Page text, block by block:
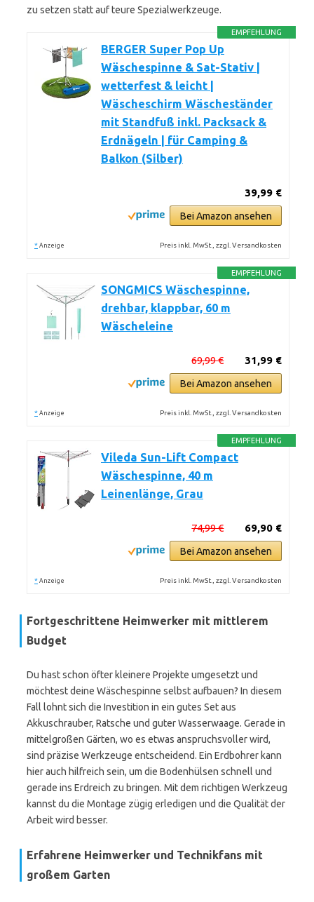
zu setzen statt auf teure Spezialwerkzeuge.
EMPFEHLUNG
BERGER Super Pop Up
Wäschespinne & Sat-Stativ |
wetterfest & leicht |
Wäscheschirm Wäscheständer
mit Standfuß inkl. Packsack &
Erdnägeln | für Camping &
Balkon (Silber)
39,99 €
Bei Amazon ansehen
* Anzeige Preis inkl. MwSt., zzgl. Versandkosten
EMPFEHLUNG
SONGMICS Wäschespinne,
drehbar, klappbar, 60 m
Wäscheleine
31,99 €
69,99 €
Bei Amazon ansehen
* Anzeige Preis inkl. MwSt., zzgl. Versandkosten
EMPFEHLUNG
Vileda Sun-Lift Compact
Wäschespinne, 40 m
Leinenlänge, Grau
69,90 €
74,99 €
Bei Amazon ansehen
* Anzeige Preis inkl. MwSt., zzgl. Versandkosten
Fortgeschrittene Heimwerker mit mittlerem
Budget
Du hast schon öfter kleinere Projekte umgesetzt und
möchtest deine Wäschespinne selbst aufbauen? In diesem
Fall lohnt sich die Investition in ein gutes Set aus
Akkuschrauber, Ratsche und guter Wasserwaage. Gerade in
mittelgroßen Gärten, wo es etwas anspruchsvoller wird,
sind präzise Werkzeuge entscheidend. Ein Erdbohrer kann
hier auch hilfreich sein, um die Bodenhülsen schnell und
gerade ins Erdreich zu bringen. Mit dem richtigen Werkzeug
kannst du die Montage zügig erledigen und die Qualität der
Arbeit wird besser.
Erfahrene Heimwerker und Technikfans mit
großem Garten